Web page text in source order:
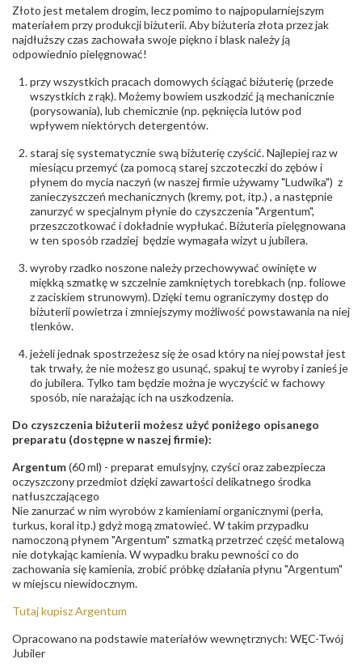
(łącznie):
INNE PARAMETRY
Producent
WĘC-Twój Jubiler S.C. Artur Węc, Małgorzata
Suchan, ul. Kurczaba 3, 30-868 Kraków; NIP:
679-25-92-107; sklep@wec.com.pl
Bezpieczeństwo
- rodzaj
ostrzeżenia:
Nie nadaje się dla dzieci w wieku poniżej 3 lat
,Elementy w wyrobie wykonane z białego złota
Złoto jest metalem drogim, lecz pomimo to najpopularniejszym
materiałem przy produkcji biżuterii. Aby biżuteria złota przez jak
najdłuższy czas zachowała swoje piękno i blask należy ją
odpowiednio pielęgnować!
przy wszystkich pracach domowych ściągać biżuterię (przede
wszystkich z rąk). Możemy bowiem uszkodzić ją mechanicznie
(porysowania), lub chemicznie (np. pęknięcia lutów pod
wpływem niektórych detergentów.
staraj się systematycznie swą biżuterię czyścić. Najlepiej raz w
miesiącu przemyć (za pomocą starej szczoteczki do zębów i
płynem do mycia naczyń (w naszej firmie używamy "Ludwika") z
zanieczyszczeń mechanicznych (kremy, pot, itp.) , a następnie
zanurzyć w specjalnym płynie do czyszczenia "Argentum",
przeszczotkować i dokładnie wypłukać. Biżuteria pielęgnowana
w ten sposób rzadziej będzie wymagała wizyt u jubilera.
wyroby rzadko noszone należy przechowywać owinięte w
miękką szmatkę w szczelnie zamkniętych torebkach (np. foliowe
z zaciskiem strunowym). Dzięki temu ograniczymy dostęp do
biżuterii powietrza i zmniejszymy możliwość powstawania na niej
tlenków.
jeżeli jednak spostrzeżesz się że osad który na niej powstał jest
tak trwały, że nie możesz go usunąć, spakuj te wyroby i zanieś je
do jubilera. Tylko tam będzie można je wyczyścić w fachowy
sposób, nie narażając ich na uszkodzenia.
Do czyszczenia biżuterii możesz użyć poniżego opisanego
preparatu (dostępne w naszej firmie):
Argentum(60 ml) - preparat emulsyjny, czyści oraz zabezpiecza
oczyszczony przedmiot dzięki zawartości delikatnego środka
natłuszczającego
Nie zanurzać w nim wyrobów z kamieniami organicznymi (perła,
turkus, koral itp.) gdyż mogą zmatowieć. W takim przypadku
namoczoną płynem "Argentum" szmatką przetrzeć część metalową
nie dotykając kamienia. W wypadku braku pewności co do
zachowania się kamienia, zrobić próbkę działania płynu "Argentum"
w miejscu niewidocznym.
Tutaj kupisz Argentum
Opracowano na podstawie materiałów wewnętrznych: WĘC-Twój
Jubiler